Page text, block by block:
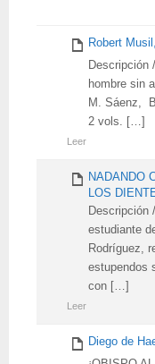
Robert
Descripción
hombre sin
M. Sáenz,
2 vols. […]
Leer
NADANDO
LOS
Descripción
estudiante
Rodríguez,
estupendos
con […]
Leer
Diego de